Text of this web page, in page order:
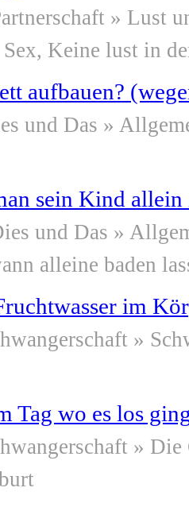
» Lust
Keine lust in
aufbauen?
und Das »
sein Kind allein
und Das »
alleine baden
im
»
Tag wo es los
» Die